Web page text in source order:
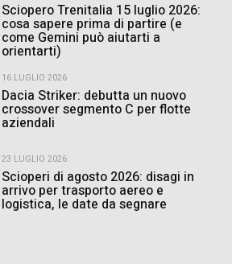
Sciopero Trenitalia 15 luglio 2026:
cosa sapere prima di partire (e
come Gemini può aiutarti a
orientarti)
16 LUGLIO 2026
Dacia Striker: debutta un nuovo
crossover segmento C per flotte
aziendali
23 LUGLIO 2026
Scioperi di agosto 2026: disagi in
arrivo per trasporto aereo e
logistica, le date da segnare